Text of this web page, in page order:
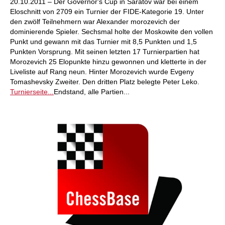
Eloschnitt von 2709 ein Turnier der FIDE-Kategorie 19. Unter
den zwölf Teilnehmern war Alexander morozevich der
dominierende Spieler. Sechsmal holte der Moskowite den vollen
Punkt und gewann mit das Turnier mit 8,5 Punkten und 1,5
Punkten Vorsprung. Mit seinen letzten 17 Turnierpartien hat
Morozevich 25 Elopunkte hinzu gewonnen und kletterte in der
Liveliste auf Rang neun. Hinter Morozevich wurde Evgeny
Tomashevsky Zweiter. Den dritten Platz belegte Peter Leko.
Turnierseite... Endstand, alle Partien...